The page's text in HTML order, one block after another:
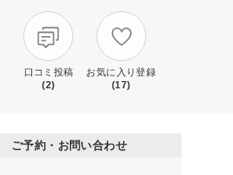
口コミ投稿
(2)
お気に入り登録
(17)
ご予約・お問い合わせ